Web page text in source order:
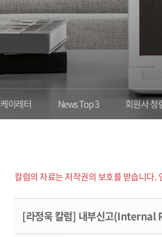
케이레터 News Top 3 회원사 청
칼럼의 자료는 저작권의 보호를 받습니다
[라정욱 칼럼] 내부신고(Internal